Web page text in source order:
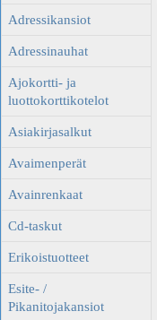
Adressikansiot
Adressinauhat
Ajokortti- ja
luottokorttikotelot
Asiakirjasalkut
Avaimenperät
Avainrenkaat
Cd-taskut
Erikoistuotteet
Esite- /
Pikanitojakansiot